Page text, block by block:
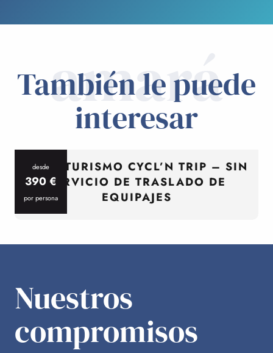
amará
También le puede
interesar
desde
390€
por persona
CICLOTURISMO CYCL’N TRIP – SIN
SERVICIO DE TRASLADO DE
EQUIPAJES
Nuestros
compromisos